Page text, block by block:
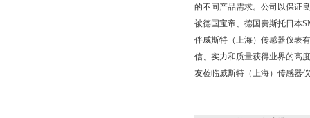
的不同产品需求。公司以保证
被德国宝帝、德国费斯托日本
伴威斯特（上海）传感器仪表
信、实力和质量获得业界的高
友莅临威斯特（上海）传感器